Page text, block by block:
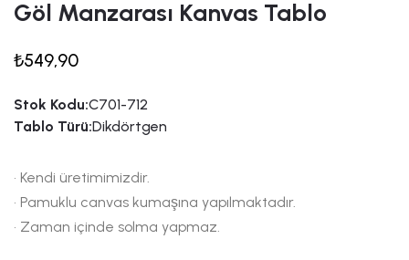
Göl Manzarası Kanvas Tablo
₺549,90
Stok Kodu:C701-712
Tablo Türü:Dikdörtgen
• Kendi üretimimizdir.
• Pamuklu canvas kumaşına yapılmaktadır.
• Zaman içinde solma yapmaz.